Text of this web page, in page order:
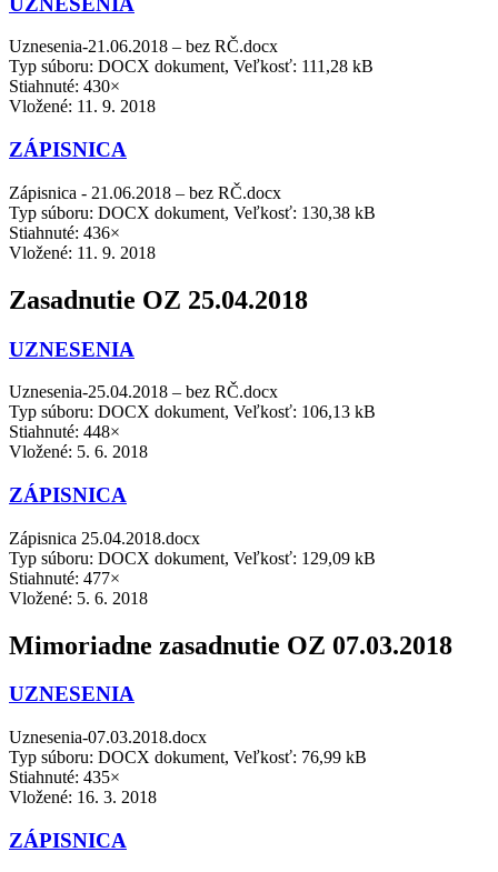
Uznesenia-21.06.2018 – bez RČ.docx
Typ súboru: DOCX dokument, Veľkosť: 111,28 kB
Stiahnuté: 430×
Vložené: 11. 9. 2018
ZÁPISNICA
Zápisnica - 21.06.2018 – bez RČ.docx
Typ súboru: DOCX dokument, Veľkosť: 130,38 kB
Stiahnuté: 436×
Vložené: 11. 9. 2018
Zasadnutie OZ 25.04.2018
UZNESENIA
Uznesenia-25.04.2018 – bez RČ.docx
Typ súboru: DOCX dokument, Veľkosť: 106,13 kB
Stiahnuté: 448×
Vložené: 5. 6. 2018
ZÁPISNICA
Zápisnica 25.04.2018.docx
Typ súboru: DOCX dokument, Veľkosť: 129,09 kB
Stiahnuté: 477×
Vložené: 5. 6. 2018
Mimoriadne zasadnutie OZ 07.03.2018
UZNESENIA
Uznesenia-07.03.2018.docx
Typ súboru: DOCX dokument, Veľkosť: 76,99 kB
Stiahnuté: 435×
Vložené: 16. 3. 2018
ZÁPISNICA